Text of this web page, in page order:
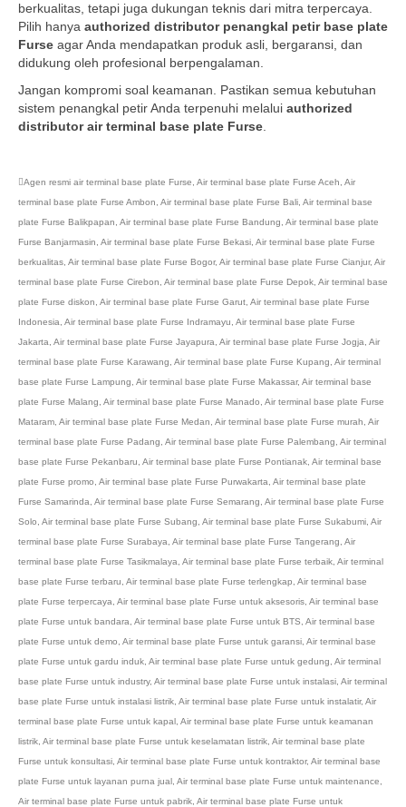
berkualitas, tetapi juga dukungan teknis dari mitra terpercaya.
Pilih hanya authorized distributor penangkal petir base plate
Furse agar Anda mendapatkan produk asli, bergaransi, dan
didukung oleh profesional berpengalaman.
Jangan kompromi soal keamanan. Pastikan semua kebutuhan
sistem penangkal petir Anda terpenuhi melalui authorized
distributor air terminal base plate Furse
Agen resmi air terminal base plate Furse Air terminal base plate Furse Aceh Air
terminal base plate Furse Ambon Air terminal base plate Furse Bali Air terminal base
plate Furse Balikpapan Air terminal base plate Furse Bandung Air terminal base plate
Furse Banjarmasin Air terminal base plate Furse Bekasi Air terminal base plate Furse
berkualitas Air terminal base plate Furse Bogor, Air terminal base plate Furse Cianjur, Air
terminal base plate Furse Cirebon Air terminal base plate Furse Depok Air terminal base
plate Furse diskon Air terminal base plate Furse Garut Air terminal base plate Furse
Indonesia Air terminal base plate Furse Indramayu Air terminal base plate Furse
Jakarta Air terminal base plate Furse Jayapura Air terminal base plate Furse Jogja Air
terminal base plate Furse Karawang Air terminal base plate Furse Kupang Air terminal
base plate Furse Lampung Air terminal base plate Furse Makassar, Air terminal base
plate Furse Malang Air terminal base plate Furse Manado Air terminal base plate Furse
Mataram Air terminal base plate Furse Medan Air terminal base plate Furse murah Air
terminal base plate Furse Padang Air terminal base plate Furse Palembang Air terminal
base plate Furse Pekanbaru Air terminal base plate Furse Pontianak Air terminal base
plate Furse promo Air terminal base plate Furse Purwakarta Air terminal base plate
Furse Samarinda Air terminal base plate Furse Semarang Air terminal base plate Furse
Solo Air terminal base plate Furse Subang Air terminal base plate Furse Sukabumi Air
terminal base plate Furse Surabaya Air terminal base plate Furse Tangerang Air
terminal base plate Furse Tasikmalaya Air terminal base plate Furse terbaik Air terminal
base plate Furse terbaru Air terminal base plate Furse terlengkap Air terminal base
plate Furse terpercaya Air terminal base plate Furse untuk aksesoris Air terminal base
plate Furse untuk bandara Air terminal base plate Furse untuk BTS Air terminal base
plate Furse untuk demo Air terminal base plate Furse untuk garansi Air terminal base
plate Furse untuk gardu induk Air terminal base plate Furse untuk gedung Air terminal
base plate Furse untuk industry, Air terminal base plate Furse untuk instalasi Air terminal
base plate Furse untuk instalasi listrik Air terminal base plate Furse untuk instalatir, Air
terminal base plate Furse untuk kapal Air terminal base plate Furse untuk keamanan
listrik Air terminal base plate Furse untuk keselamatan listrik Air terminal base plate
Furse untuk konsultasi Air terminal base plate Furse untuk kontraktor, Air terminal base
plate Furse untuk layanan purna jual Air terminal base plate Furse untuk maintenance
Air terminal base plate Furse untuk pabrik Air terminal base plate Furse untuk